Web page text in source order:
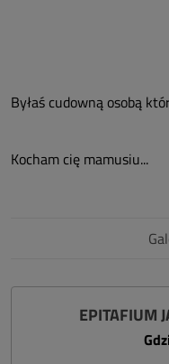
Byłaś cudowną osobą
Kocham cię mamusiu...
EPITAFIUM